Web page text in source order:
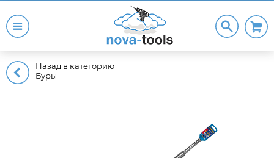
Назад в категорию
Буры